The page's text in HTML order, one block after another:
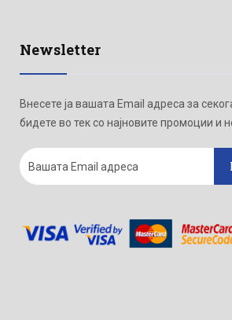
Newsletter
Внесете ја вашата Email адреса за
бидете во тек со најновите промоции и